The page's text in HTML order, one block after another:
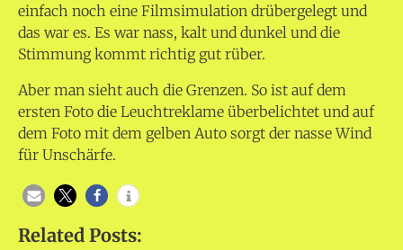
einfach noch eine Filmsimulation drübergelegt und
das war es. Es war nass, kalt und dunkel und die
Stimmung kommt richtig gut rüber.
Aber man sieht auch die Grenzen. So ist auf dem
ersten Foto die Leuchtreklame überbelichtet und auf
dem Foto mit dem gelben Auto sorgt der nasse Wind
für Unschärfe.
Related Posts: